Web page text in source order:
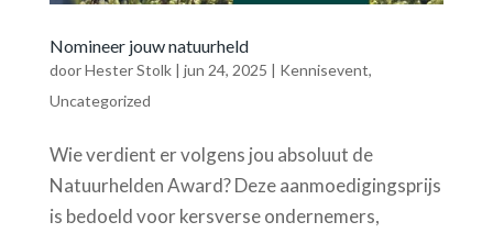
Nomineer jouw natuurheld
doorHester Stolk| jun 24, 2025 | Kennisevent,
Uncategorized
Wie verdient er volgens jou absoluut de
Natuurhelden Award? Deze aanmoedigingsprijs
is bedoeld voor kersverse ondernemers,